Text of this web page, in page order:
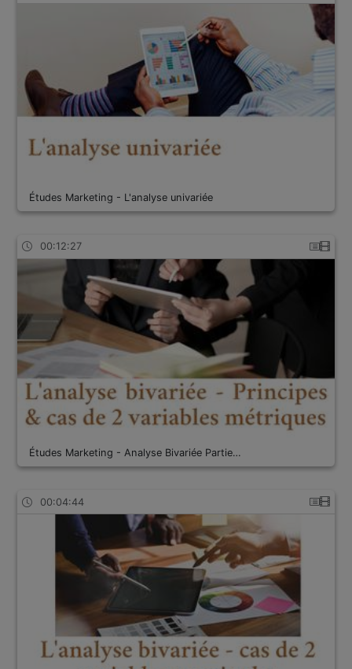
Études Marketing - L'analyse univariée
00:12:27
Études Marketing - Analyse Bivariée Partie…
00:04:44